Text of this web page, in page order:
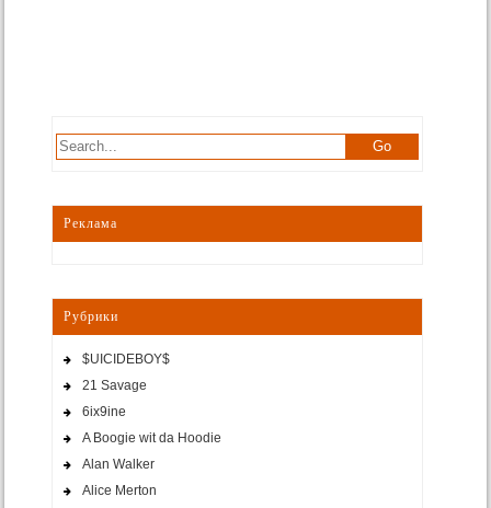
Реклама
Рубрики
$UICIDEBOY$
21 Savage
6ix9ine
A Boogie wit da Hoodie
Alan Walker
Alice Merton